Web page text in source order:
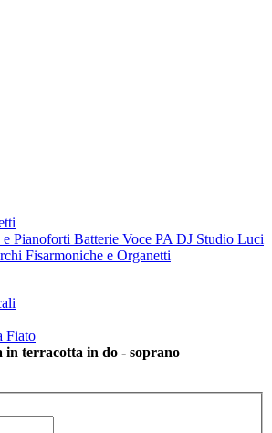
e Pianoforti Batterie Voce PA DJ Studio Luci
Fisarmoniche e Organetti
Fiato
in terracotta in do - soprano